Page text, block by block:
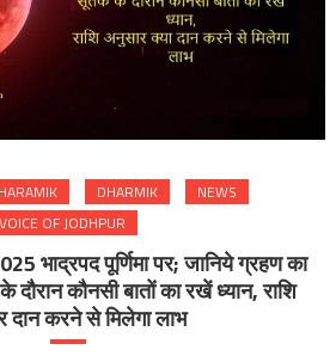
DHARMIK
NEWS
VOICE OF JODHPUR
भाद्रपद पूर्णिमा पर; जानिये ग्रहण का
दौरान कौनसी बातों का रखें ध्यान, राशि
दान करने से मिलेगा लाभ